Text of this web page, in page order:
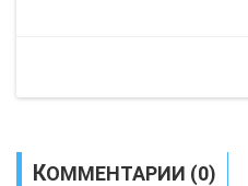
КОММЕНТАРИИ (0)